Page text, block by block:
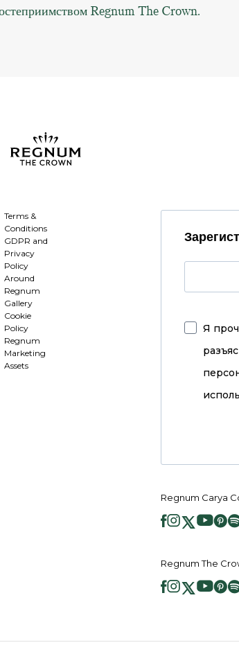
Regnum The Crown.
Terms &
Conditions
GDPR and
Privacy
Policy
Around
Regnum
Gallery
Cookie
Policy
Regnum
Marketing
Assets
Я
Regnum Carya
Regnum The